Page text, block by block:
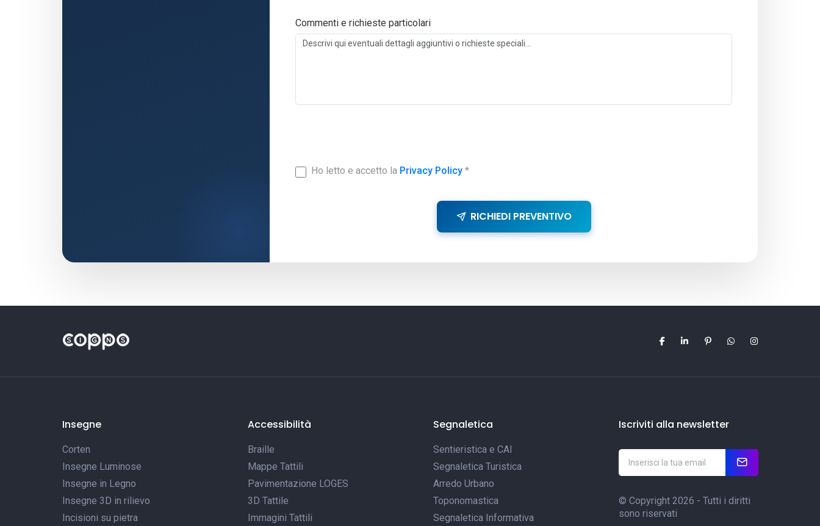
Commenti e richieste particolari
Ho letto e accetto la Privacy Policy *
RICHIEDI PREVENTIVO
Insegne
Corten
Insegne Luminose
Insegne in Legno
Insegne 3D in rilievo
Incisioni su pietra
Accessibilità
Braille
Mappe Tattili
Pavimentazione LOGES
3D Tattile
Immagini Tattili
Segnaletica
Sentieristica e CAI
Segnaletica Turistica
Arredo Urbano
Toponomastica
Segnaletica Informativa
Iscriviti alla newsletter
© Copyright 2026 - Tutti i diritti
sono riservati